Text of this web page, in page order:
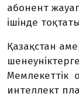
абонент
ішінде
Қазақстан
Мемлекеттік
интеллект